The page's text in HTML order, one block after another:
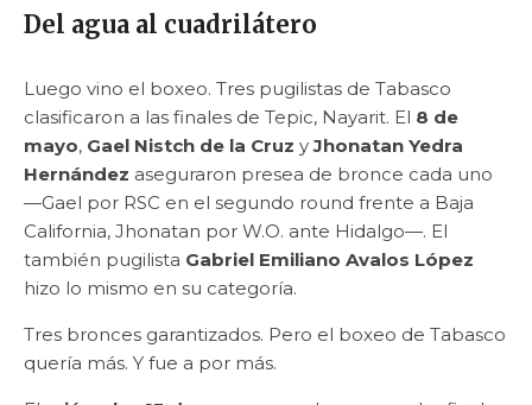
Del agua al cuadrilátero
Luego vino el boxeo. Tres pugilistas de Tabasco
clasificaron a las finales de Tepic, Nayarit. El 8 de
mayo, Gael Nistch de la Cruz yJhonatan Yedra
Hernández aseguraron presea de bronce cada uno
—Gael por RSC en el segundo round frente a Baja
California, Jhonatan por W.O. ante Hidalgo—. El
también pugilista Gabriel Emiliano Avalos López
hizo lo mismo en su categoría.
Tres bronces garantizados. Pero el boxeo de Tabasco
quería más. Y fue a por más.